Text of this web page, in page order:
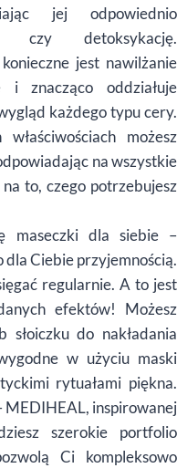
jej odpowiednio
czy detoksykację.
jest nawilżanie
znacząco oddziałuje
każdego typu cery.
możesz
na wszystkie
to, czego potrzebujesz
maseczki dla siebie –
dla Ciebie przyjemnością.
regularnie. A to jest
efektów! Możesz
do nakładania
w użyciu maski
rytuałami piękna.
inspirowanej
szerokie portfolio
Ci kompleksowo